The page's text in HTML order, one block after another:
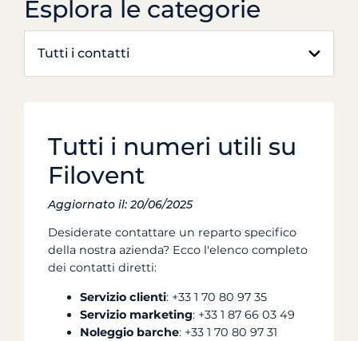
Esplora le categorie
Tutti i contatti
Tutti i numeri utili su
Filovent
Aggiornato il: 20/06/2025
Desiderate contattare un reparto specifico
della nostra azienda? Ecco l'elenco completo
dei contatti diretti:
Servizio clienti: +33 1 70 80 97 35
Servizio marketing: +33 1 87 66 03 49
Noleggio barche: +33 1 70 80 97 31